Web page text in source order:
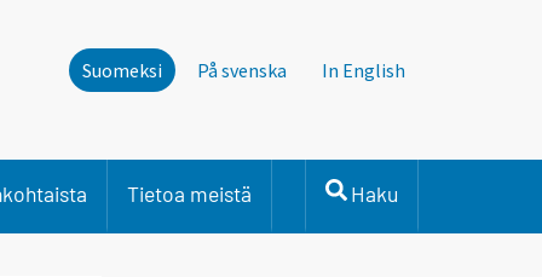
Suomeksi På svenska In English
Tietoa meistä Haku